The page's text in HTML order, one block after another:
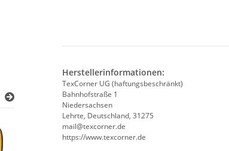
Herstellerinformationen:
TexCorner UG (haftungsbeschränkt)
Bahnhofstraße 1
Niedersachsen
Lehrte, Deutschland, 31275
mail@texcorner.de
https://www.texcorner.de